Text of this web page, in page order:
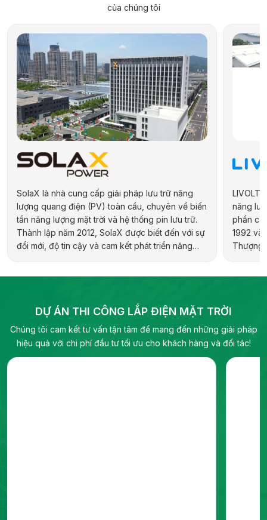
của chúng tôi
SolaX là nhà cung cấp giải pháp lưu trữ năng
lượng quang điện (PV) toàn cầu, chuyên về biến
tần năng lượng mặt trời và hệ thống pin lưu trữ.
Thành lập năm 2012, SolaX được biết đến với sự
đổi mới, độ tin cậy và cam kết phát triển năng
năng
phần
1992 và
Thượng
DỰ ÁN THI CÔNG LẮP ĐIỆN MẶT TRỜI
Chúng tôi cam kết tư vấn tận tâm để mang đến những giải pháp
hiệu quả với chi phí đầu tư tối ưu cho khách hàng và đối tác!